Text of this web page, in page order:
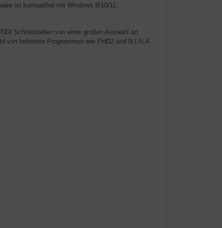
ist kompatibel mit Windows 8/10/11.
Schnittstellen von einer großen Auswahl an
von beliebten Programmen wie PHD2 und N.I.N.A